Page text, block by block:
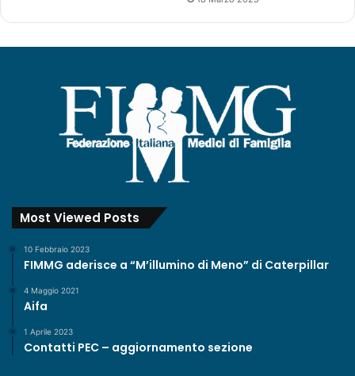
Most Viewed Posts
10 Febbraio 2023
FIMMG aderisce a “M’illumino di Meno” di Caterpillar
4 Maggio 2021
Aifa
1 Aprile 2023
Contatti PEC – aggiornamento sezione